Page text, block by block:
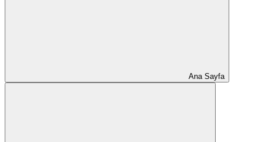
Ana Sayfa